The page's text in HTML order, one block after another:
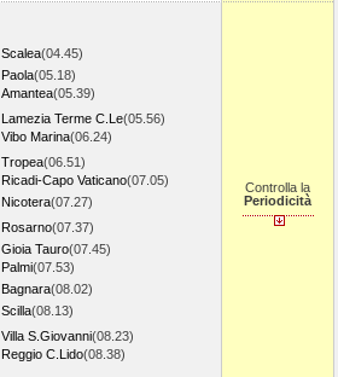
Scalea(04.45)
Paola(05.18)
Amantea(05.39)
Lamezia Terme C.Le(05.56)
Vibo Marina(06.24)
Tropea(06.51)
Ricadi-Capo Vaticano(07.05)
Nicotera(07.27)
Rosarno(07.37)
Gioia Tauro(07.45)
Palmi(07.53)
Bagnara(08.02)
Scilla(08.13)
Villa S.Giovanni(08.23)
Reggio C.Lido(08.38)
Controlla la
Periodicità